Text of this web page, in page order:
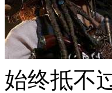
始终抵不